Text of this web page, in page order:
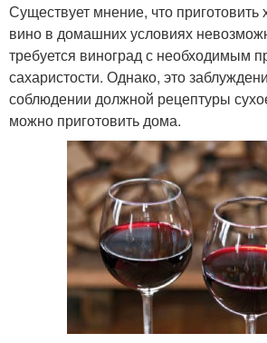
Существует мнение, что
вино в домашних условиях
требуется виноград с необходимым
сахаристости. Однако, это
соблюдении должной рецептуры
можно приготовить дома.